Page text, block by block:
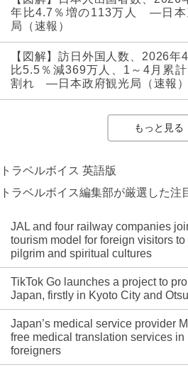
年比4.7％増の113万人 ―日本
局（速報）
【図解】訪日外国人数、2026年
比5.5％減369万人、1～4月累
割れ ―日本政府観光局（速報）
もっと見る
トラベルボイス 英語版
トラベルボイス編集部が厳選した注
JAL and four railway companies
tourism model for foreign visitors
pilgrim and spiritual cultures
TikTok Go launches a project to
Japan, firstly in Kyoto City and
Japan’s medical service provider
free medical translation services
foreigners